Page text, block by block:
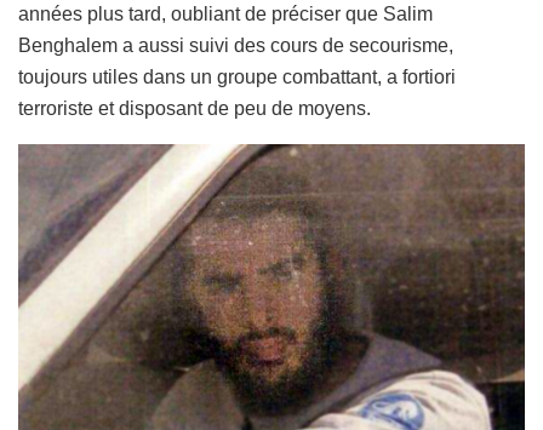
années plus tard, oubliant de préciser que Salim
Benghalem a aussi suivi des cours de secourisme,
toujours utiles dans un groupe combattant, a fortiori
terroriste et disposant de peu de moyens.